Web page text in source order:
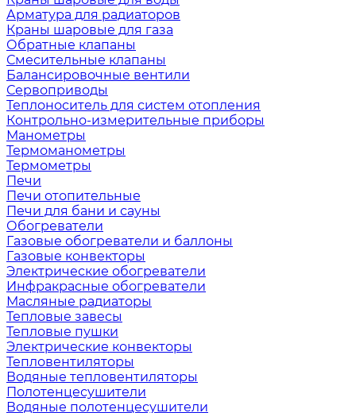
Арматура для радиаторов
Краны шаровые для газа
Обратные клапаны
Смесительные клапаны
Балансировочные вентили
Сервоприводы
Теплоноситель для систем отопления
Контрольно-измерительные приборы
Манометры
Термоманометры
Термометры
Печи
Печи отопительные
Печи для бани и сауны
Обогреватели
Газовые обогреватели и баллоны
Газовые конвекторы
Электрические обогреватели
Инфракрасные обогреватели
Масляные радиаторы
Тепловые завесы
Тепловые пушки
Электрические конвекторы
Тепловентиляторы
Водяные тепловентиляторы
Полотенцесушители
Водяные полотенцесушители